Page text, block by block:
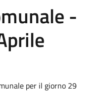
-
per il giorno 29